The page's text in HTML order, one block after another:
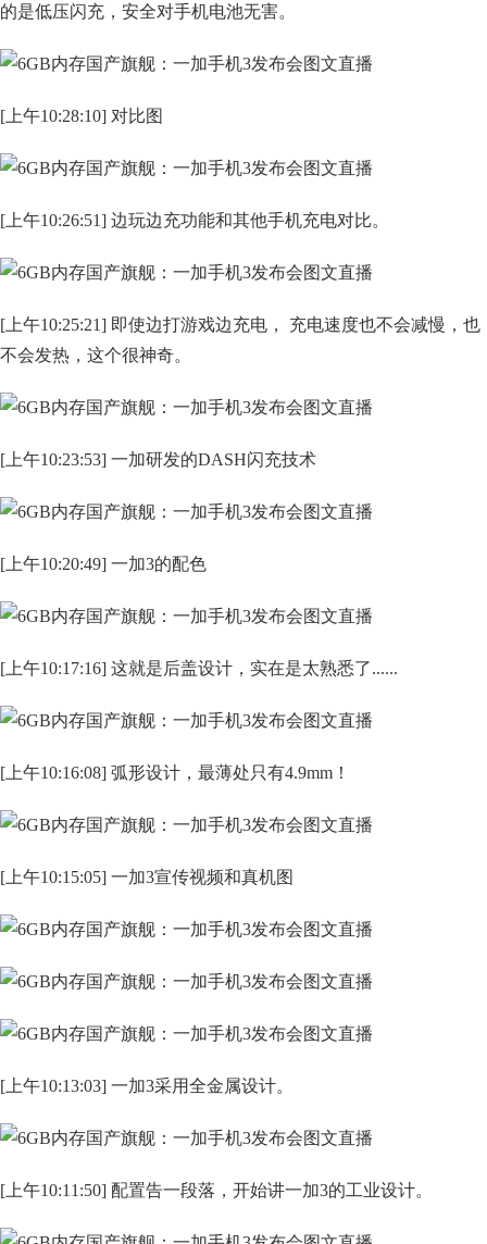
的是低压闪充，安全对手机电池无害。
[上午10:28:10] 对比图
[上午10:26:51] 边玩边充功能和其他手机充电对比。
[上午10:25:21] 即使边打游戏边充电， 充电速度也不会减慢，也
不会发热，这个很神奇。
[上午10:23:53] 一加研发的DASH闪充技术
[上午10:20:49] 一加3的配色
[上午10:17:16] 这就是后盖设计，实在是太熟悉了......
[上午10:16:08] 弧形设计，最薄处只有4.9mm！
[上午10:15:05] 一加3宣传视频和真机图
[上午10:13:03] 一加3采用全金属设计。
[上午10:11:50] 配置告一段落，开始讲一加3的工业设计。